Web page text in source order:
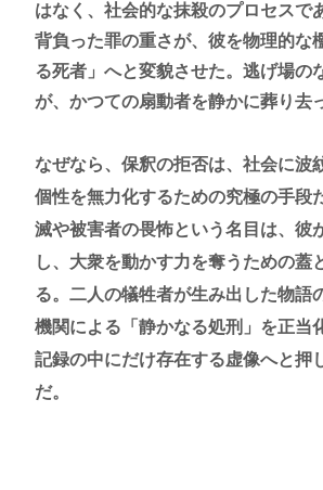
はなく、社会的な抹殺のプロセスで
背負った罪の重さが、彼を物理的な
る死者」へと変貌させた。逃げ場の
が、かつての扇動者を静かに葬り去
なぜなら、保釈の拒否は、社会に波
個性を無力化するための究極の手段
滅や被害者の畏怖という名目は、彼
し、大衆を動かす力を奪うための蓋
る。二人の犠牲者が生み出した物語
機関による「静かなる処刑」を正当
記録の中にだけ存在する虚像へと押
だ。